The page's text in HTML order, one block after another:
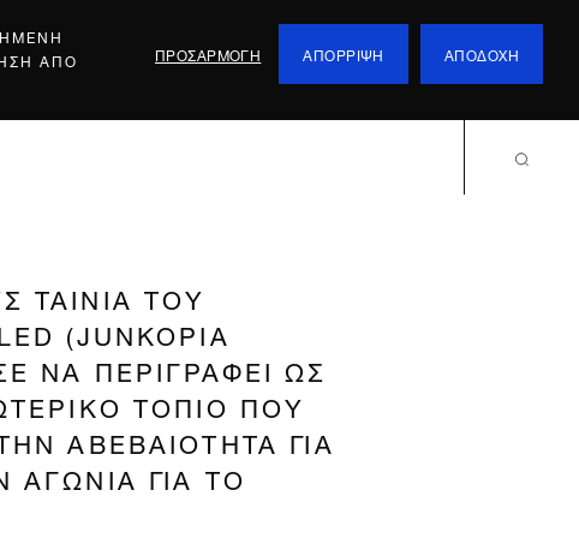
ΑΠΟ
ΠΡΟΣΑΡΜΟΓΗ ΑΠΟΡΡΙΨΗ ΑΠΟΔΟΧΗ
ΤΑΙΝΙΑ ΤΟΥ
(JUNKOPIA
ΝΑ ΠΕΡΙΓΡΑΦΕΙ ΩΣ
ΤΟΠΙΟ ΠΟΥ
ΑΒΕΒΑΙΟΤΗΤΑ ΓΙΑ
ΓΙΑ ΤΟ